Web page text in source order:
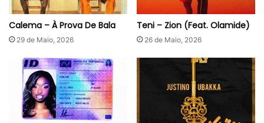
Calema – À Prova De Bala
29 de Maio, 2026
Teni – Zion (Feat. Olamide)
26 de Maio, 2026